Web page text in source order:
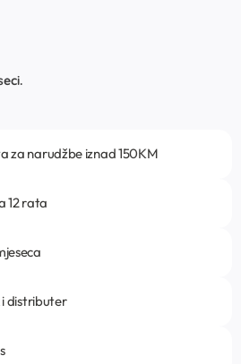
za narudžbe iznad 150KM
12 rata
i distributer